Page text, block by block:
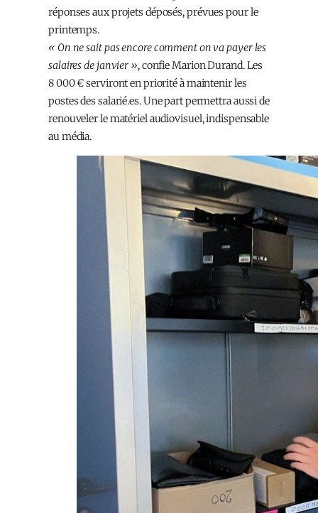
réponses aux projets déposés, prévues pour le
printemps.
« On ne sait pas encore comment on va payer les
salaires de janvier », confie Marion Durand. Les
8 000 € serviront en priorité à maintenir les
postes des salarié.es. Une part permettra aussi de
renouveler le matériel audiovisuel, indispensable
au média.